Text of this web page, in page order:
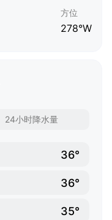
方位
278°W
24小时降水量
36°
36°
35°